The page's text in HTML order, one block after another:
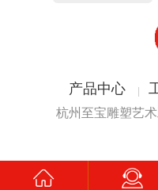
产品中心
杭州至宝雕塑艺